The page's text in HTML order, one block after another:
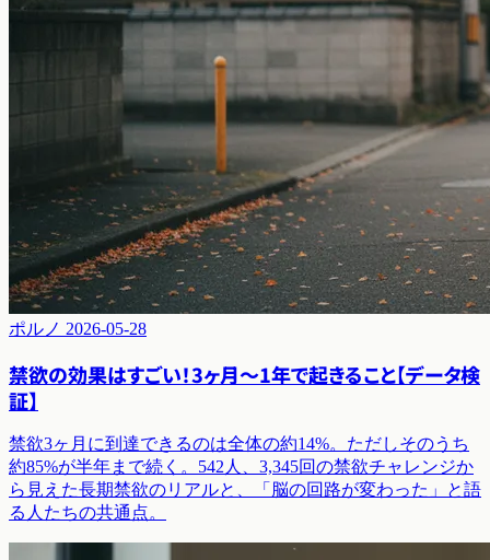
ポルノ 2026-05-28
禁欲の効果はすごい！3ヶ月〜1年で起きること【データ検
証】
禁欲3ヶ月に到達できるのは全体の約14%。ただしそのうち
約85%が半年まで続く。542人、3,345回の禁欲チャレンジか
ら見えた長期禁欲のリアルと、「脳の回路が変わった」と語
る人たちの共通点。